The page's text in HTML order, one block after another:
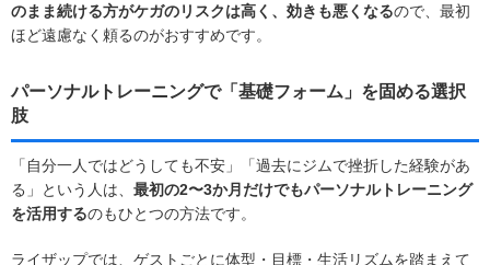
のまま続ける方がケガのリスクは高く、効きも悪くなるので、最初
ほど遠慮なく頼るのがおすすめです。
パーソナルトレーニングで「基礎フォーム」を固める選択
肢
「自分一人ではどうしても不安」「過去にジムで挫折した経験があ
る」という人は、 最初の2〜3か月だけでもパーソナルトレーニング
を活用するのもひとつの方法です。
ライザップでは、ゲストごとに体型・目標・生活リズムを踏まえて